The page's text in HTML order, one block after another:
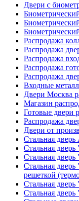
Двери с
Распродажа
Распродажа
Распродажа
Распродажа
Распродажа
Входные
Двери Москва
Магазин
Готовые двери
Распродажа
Двери от
Стальная
Стальная
Стальная
Стальная
решеткой
Стальная
Стальная